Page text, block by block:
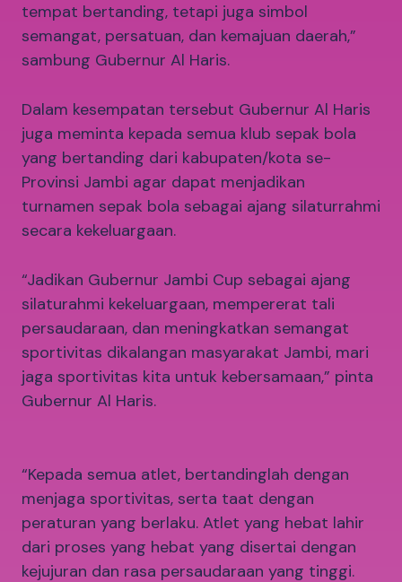
tempat bertanding, tetapi juga simbol
semangat, persatuan, dan kemajuan daerah,”
sambung Gubernur Al Haris.
Dalam kesempatan tersebut Gubernur Al Haris
juga meminta kepada semua klub sepak bola
yang bertanding dari kabupaten/kota se-
Provinsi Jambi agar dapat menjadikan
turnamen sepak bola sebagai ajang silaturrahmi
secara kekeluargaan.
“Jadikan Gubernur Jambi Cup sebagai ajang
silaturahmi kekeluargaan, mempererat tali
persaudaraan, dan meningkatkan semangat
sportivitas dikalangan masyarakat Jambi, mari
jaga sportivitas kita untuk kebersamaan,” pinta
Gubernur Al Haris.
“Kepada semua atlet, bertandinglah dengan
menjaga sportivitas, serta taat dengan
peraturan yang berlaku. Atlet yang hebat lahir
dari proses yang hebat yang disertai dengan
kejujuran dan rasa persaudaraan yang tinggi.